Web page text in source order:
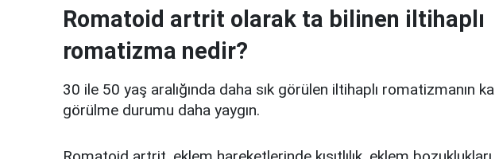
Romatoid artrit olarak ta bilinen iltihaplı
romatizma nedir?
30 ile 50 yaş aralığında daha sık görülen iltihaplı romatizmanın
görülme durumu daha yaygın.